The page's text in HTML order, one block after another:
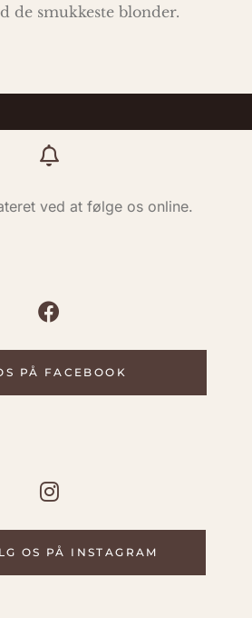
de smukkeste blonder.
ved at følge os online.
PÅ FACEBOOK
OS PÅ INSTAGRAM